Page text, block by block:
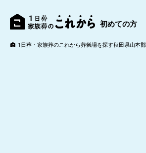
初めての方
1日葬・家族葬のこれから葬儀場を探す秋田県山本